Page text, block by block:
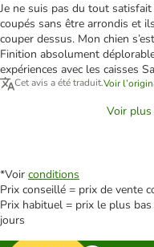
Je ne suis pas du tout
coupés sans être arrondis et
couper dessus. Mon chien
Finition absolument
expériences avec les caisses
Cet avis a été traduit.Voir
Voir plus
*Voir conditions
Prix conseillé = prix de vente
Prix habituel = prix le plus
jours